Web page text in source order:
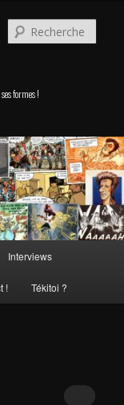
formes !
Interviews
! Tékitoi ?